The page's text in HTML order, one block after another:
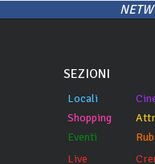
SEZIONI
Locali
Shopping
Eventi
Live